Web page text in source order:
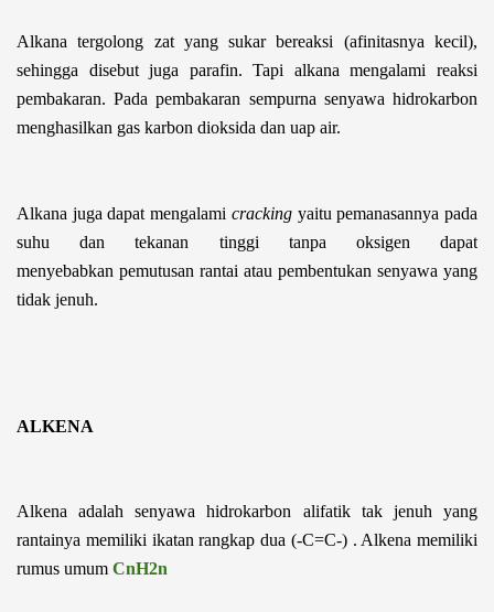
Alkana tergolong zat yang sukar bereaksi (afinitasnya kecil),
sehingga disebut juga parafin. Tapi alkana mengalami reaksi
pembakaran. Pada pembakaran sempurna senyawa hidrokarbon
menghasilkan gas karbon dioksida dan uap air.
Alkana juga dapat mengalami cracking yaitu pemanasannya pada
suhu dan tekanan tinggi tanpa oksigen dapat
menyebabkan pemutusan rantai atau pembentukan senyawa yang
tidak jenuh.
ALKENA
Alkena adalah senyawa hidrokarbon alifatik tak jenuh yang
rantainya memiliki ikatan rangkap dua (-C=C-) . Alkena memiliki
rumus umum CnH2n